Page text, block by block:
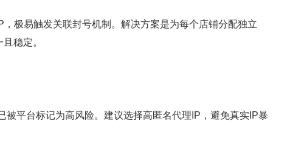
易触发关联封号机制。解决方案是为每个店铺分配独立
稳定。
平台标记为高风险。建议选择高匿名代理IP，避免真实IP暴